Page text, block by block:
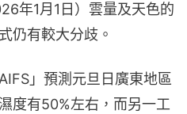
年1月1日）雲量及天色的
仍有較大分歧。
」預測元旦日廣東地區
度有50%左右，而另一工